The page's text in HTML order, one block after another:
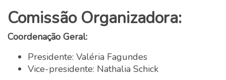
Comissão Organizadora:
Coordenação Geral:
Presidente: Valéria Fagundes
Vice-presidente: Nathalia Schick